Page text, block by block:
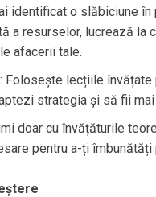
identificat o slăbiciune
a resurselor, lucrează la
afacerii tale.
: Folosește lecțiile
strategia și să fii
doar cu învățăturile
pentru a-ți